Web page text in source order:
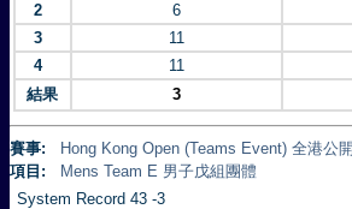
2
6
3
11
4
11
結果
3
賽事:
Hong Kong Open (Teams Event) 全港公
項目:
Mens Team E 男子戊組團體
System Record 43 -3